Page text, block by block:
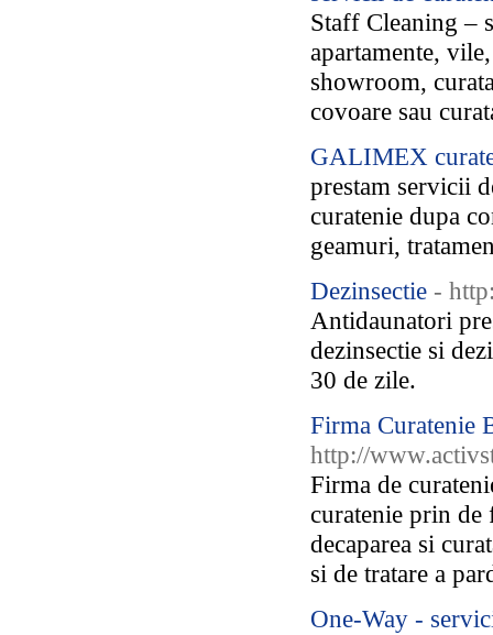
Staff Cleaning –
apartamente,
showroom,
covoare sau
GALIMEX
prestam servicii
curatenie dupa
geamuri,
Dezinsectie -
Antidaunatori
dezinsectie si
30 de zile.
Firma Curatenie
http://
Firma de
curatenie prin
decaparea si
si de tratare a
One-Way -